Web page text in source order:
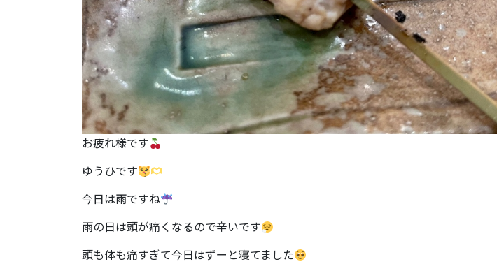
お疲れ様です
ゆうひです
今日は雨ですね
雨の日は頭が痛くなるので辛いです
頭も体も痛すぎて今日はずーと寝てました